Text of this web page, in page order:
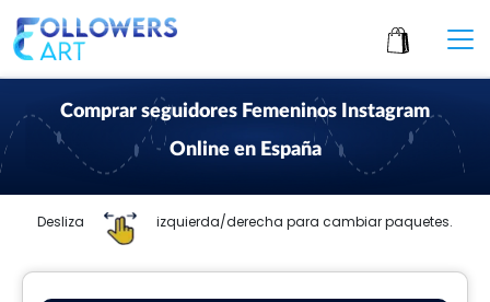
Comprar seguidores Femeninos Instagram
Online en España
Desliza izquierda/derecha para cambiar paquetes.